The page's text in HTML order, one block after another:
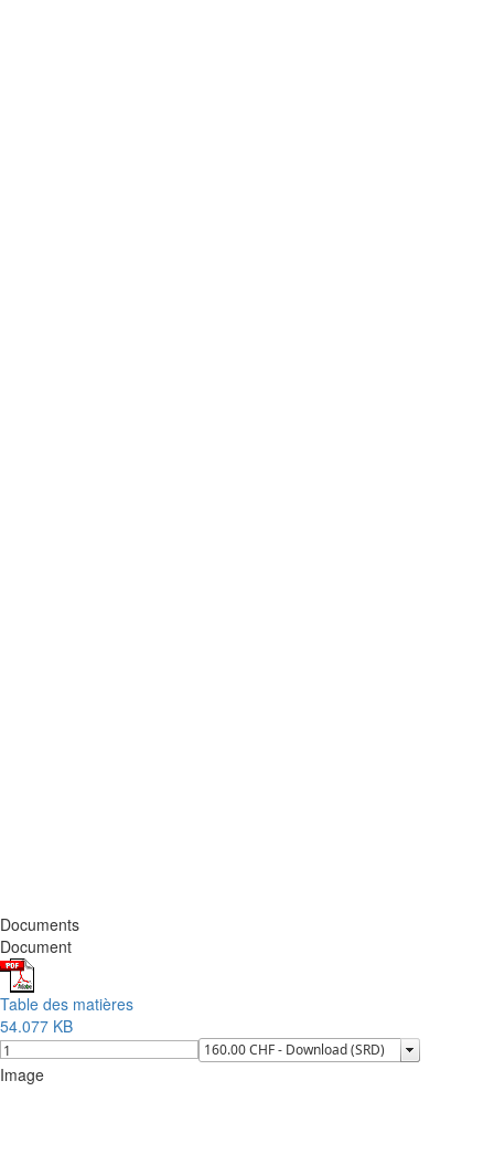
Documents
Document
Table des matières
54.077 KB
Image